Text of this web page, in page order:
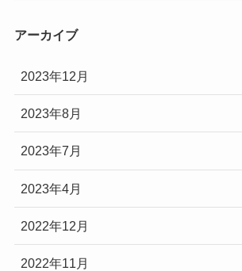
アーカイブ
2023年12月
2023年8月
2023年7月
2023年4月
2022年12月
2022年11月